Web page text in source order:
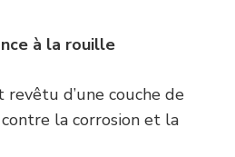
à la rouille
revêtu d’une couche de
la corrosion et la